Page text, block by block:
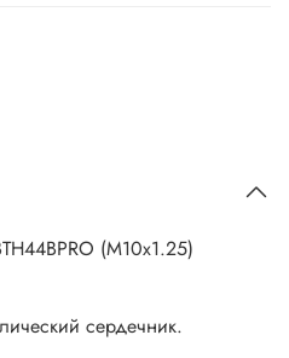
(M10x1.25)
сердечник.